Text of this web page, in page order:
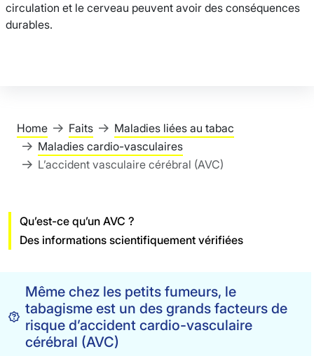
circulation et le cerveau peuvent avoir des conséquences
durables.
Home Faits
Maladies liées au tabac
Maladies cardio-vasculaires
L’accident vasculaire cérébral (AVC)
Qu’est-ce qu’un AVC ?
Des informations scientifiquement vérifiées
Même chez les petits fumeurs, le
tabagisme est un des grands facteurs de
risque d’accident cardio-vasculaire
cérébral (AVC)